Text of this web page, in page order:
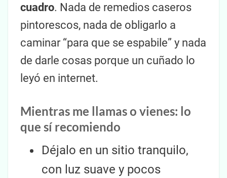
cuadro. Nada de remedios caseros
pintorescos, nada de obligarlo a
caminar “para que se espabile” y nada
de darle cosas porque un cuñado lo
leyó en internet.
Mientras me llamas o vienes: lo
que sí recomiendo
Déjalo en un sitio tranquilo,
con luz suave y pocos